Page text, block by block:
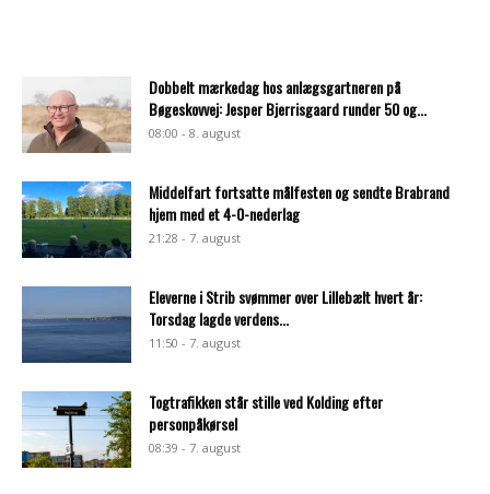
Dobbelt mærkedag hos anlægsgartneren på
Bøgeskovvej: Jesper Bjerrisgaard runder 50 og...
08:00 - 8. august
Middelfart fortsatte målfesten og sendte Brabrand
hjem med et 4-0-nederlag
21:28 - 7. august
Eleverne i Strib svømmer over Lillebælt hvert år:
Torsdag lagde verdens...
11:50 - 7. august
Togtrafikken står stille ved Kolding efter
personpåkørsel
08:39 - 7. august